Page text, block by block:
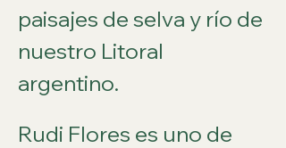
paisajes de selva y río de
nuestro Litoral
argentino.
Rudi Flores es uno de